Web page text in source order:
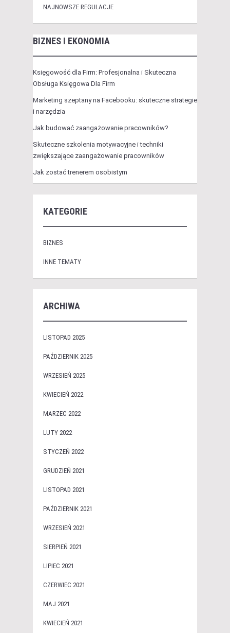
NAJNOWSZE REGULACJE
BIZNES I EKONOMIA
Księgowość dla Firm: Profesjonalna i Skuteczna
Obsługa Księgowa Dla Firm
Marketing szeptany na Facebooku: skuteczne strategie
i narzędzia
Jak budować zaangażowanie pracowników?
Skuteczne szkolenia motywacyjne i techniki
zwiększające zaangażowanie pracowników
Jak zostać trenerem osobistym
KATEGORIE
BIZNES
INNE TEMATY
ARCHIWA
LISTOPAD 2025
PAŹDZIERNIK 2025
WRZESIEŃ 2025
KWIECIEŃ 2022
MARZEC 2022
LUTY 2022
STYCZEŃ 2022
GRUDZIEŃ 2021
LISTOPAD 2021
PAŹDZIERNIK 2021
WRZESIEŃ 2021
SIERPIEŃ 2021
LIPIEC 2021
CZERWIEC 2021
MAJ 2021
KWIECIEŃ 2021